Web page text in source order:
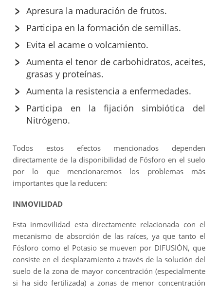
Apresura la maduración de frutos.
Participa en la formación de semillas.
Evita el acame o volcamiento.
Aumenta el tenor de carbohidratos, aceites,
grasas y proteínas.
Aumenta la resistencia a enfermedades.
Participa en la fijación simbiótica del
Nitrógeno.
Todos estos efectos mencionados dependen
directamente de la disponibilidad de Fósforo en el suelo
por lo que mencionaremos los problemas más
importantes que la reducen:
INMOVILIDAD
Esta inmovilidad esta directamente relacionada con el
mecanismo de absorción de las raíces, ya que tanto el
Fósforo como el Potasio se mueven por DIFUSIÒN, que
consiste en el desplazamiento a través de la solución del
suelo de la zona de mayor concentración (especialmente
si ha sido fertilizada) a zonas de menor concentración